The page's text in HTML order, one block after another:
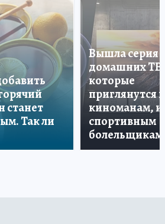
станет
Так ли
Вышла серия
домашних ТВ,
которые
приглянутся и
киноманам, и
спортивным
болельщикам